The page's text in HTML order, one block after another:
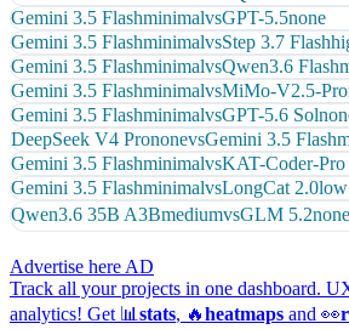
Gemini 3.5 FlashminimalvsGPT-5.5none
Gemini 3.5 FlashminimalvsStep 3.7 Flash
Gemini 3.5 FlashminimalvsQwen3.6 Flash
Gemini 3.5 FlashminimalvsMiMo-V2.5-Pro
Gemini 3.5 FlashminimalvsGPT-5.6 Sol
DeepSeek V4 PrononevsGemini 3.5 Flash
Gemini 3.5 FlashminimalvsKAT-Coder-
Gemini 3.5 FlashminimalvsLongCat 2.0low
Qwen3.6 35B A3BmediumvsGLM 5.2none
Advertise here AD
Track all your projects in one dashboard.
analytics! Get 📊 stats, 🔥heatmaps and 👀